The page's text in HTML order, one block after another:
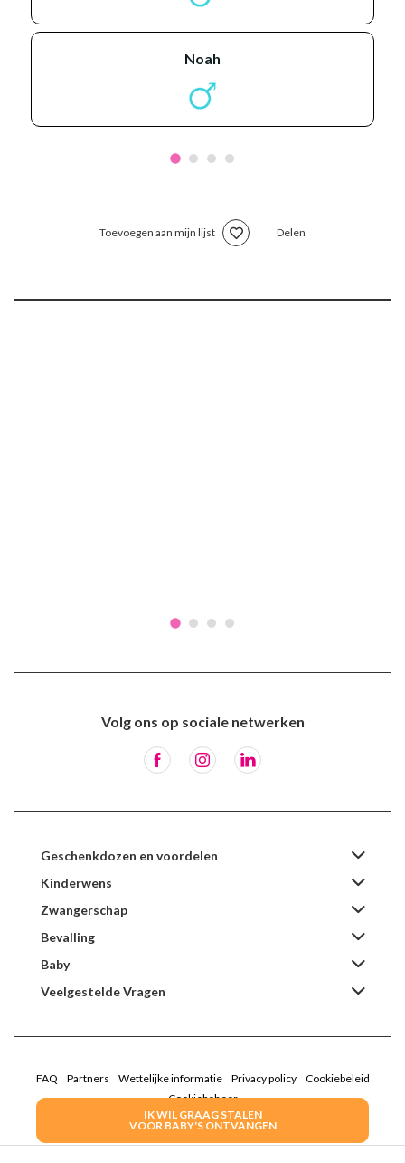
IK WIL GRAAG STALEN
VOOR BABY'S ONTVANGEN
noah
Toevoegen aan mijn lijst Delen
Volg ons op sociale netwerken
Geschenkdozen en voordelen
Kinderwens
Zwangerschap
Bevalling
Baby
Veelgestelde Vragen
FAQ Partners Wettelijke informatie Privacy policy
Cookiebeleid
Cookiebeheer